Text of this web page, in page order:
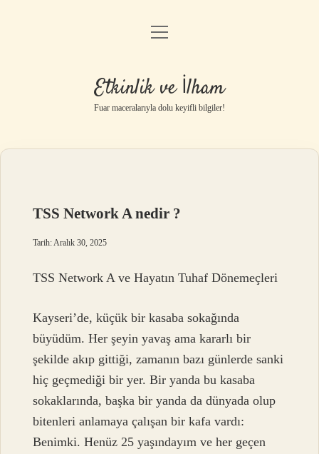
Anasayfa
Gizlilik Politikası
Yasal Uyarı
menüyü
Etkinlik ve İlham
Fuar maceralarıyla dolu keyifli bilgiler!
TSS Network A nedir ?
Tarih: Aralık 30, 2025
TSS Network A ve Hayatın Tuhaf Dönemeçleri
Kayseri’de, küçük bir kasaba sokağında
büyüdüm. Her şeyin yavaş ama kararlı bir
şekilde akıp gittiği, zamanın bazı günlerde sanki
hiç geçmediği bir yer. Bir yanda bu kasaba
sokaklarında, başka bir yanda da dünyada olup
bitenleri anlamaya çalışan bir kafa vardı:
Benimki. Henüz 25 yaşındayım ve her geçen